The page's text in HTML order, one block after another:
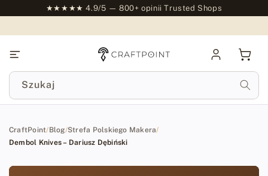
★★★★★ 4.9/5 — 800+ opinii Trusted Shops
się
Szukaj
CraftPoint/Blog/Strefa Polskiego Makera/
Dembol Knives – Dariusz Dębiński